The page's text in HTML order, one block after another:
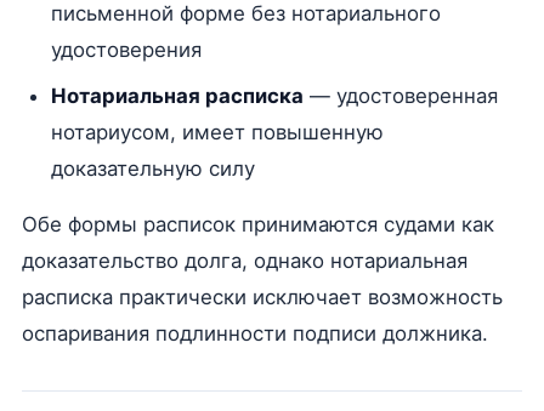
письменной форме без нотариального
удостоверения
Нотариальная расписка — удостоверенная
нотариусом, имеет повышенную
доказательную силу
Обе формы расписок принимаются судами как
доказательство долга, однако нотариальная
расписка практически исключает возможность
оспаривания подлинности подписи должника.